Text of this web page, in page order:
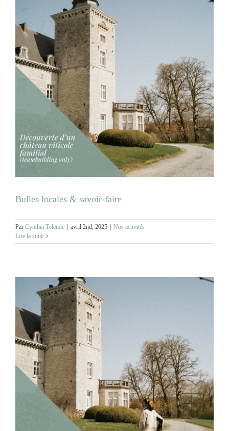
Bulles locales & savoir-faire
Par Cynthia Tolende avril 2nd, 2025
Nos activités
Lire la suite